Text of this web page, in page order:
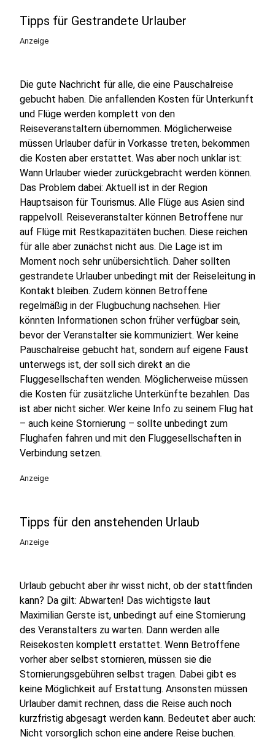
Tipps für Gestrandete Urlauber
Anzeige
Die gute Nachricht für alle, die eine Pauschalreise
gebucht haben. Die anfallenden Kosten für Unterkunft
und Flüge werden komplett von den
Reiseveranstaltern übernommen. Möglicherweise
müssen Urlauber dafür in Vorkasse treten, bekommen
die Kosten aber erstattet. Was aber noch unklar ist:
Wann Urlauber wieder zurückgebracht werden können.
Das Problem dabei: Aktuell ist in der Region
Hauptsaison für Tourismus. Alle Flüge aus Asien sind
rappelvoll. Reiseveranstalter können Betroffene nur
auf Flüge mit Restkapazitäten buchen. Diese reichen
für alle aber zunächst nicht aus. Die Lage ist im
Moment noch sehr unübersichtlich. Daher sollten
gestrandete Urlauber unbedingt mit der Reiseleitung in
Kontakt bleiben. Zudem können Betroffene
regelmäßig in der Flugbuchung nachsehen. Hier
könnten Informationen schon früher verfügbar sein,
bevor der Veranstalter sie kommuniziert. Wer keine
Pauschalreise gebucht hat, sondern auf eigene Faust
unterwegs ist, der soll sich direkt an die
Fluggesellschaften wenden. Möglicherweise müssen
die Kosten für zusätzliche Unterkünfte bezahlen. Das
ist aber nicht sicher. Wer keine Info zu seinem Flug hat
– auch keine Stornierung – sollte unbedingt zum
Flughafen fahren und mit den Fluggesellschaften in
Verbindung setzen.
Anzeige
Tipps für den anstehenden Urlaub
Anzeige
Urlaub gebucht aber ihr wisst nicht, ob der stattfinden
kann? Da gilt: Abwarten! Das wichtigste laut
Maximilian Gerste ist, unbedingt auf eine Stornierung
des Veranstalters zu warten. Dann werden alle
Reisekosten komplett erstattet. Wenn Betroffene
vorher aber selbst stornieren, müssen sie die
Stornierungsgebühren selbst tragen. Dabei gibt es
keine Möglichkeit auf Erstattung. Ansonsten müssen
Urlauber damit rechnen, dass die Reise auch noch
kurzfristig abgesagt werden kann. Bedeutet aber auch:
Nicht vorsorglich schon eine andere Reise buchen.